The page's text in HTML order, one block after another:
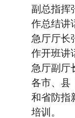
副总指挥
作总结讲
急厅厅长
作开班讲
急厅副厅
各市、县
和省防指
培训。